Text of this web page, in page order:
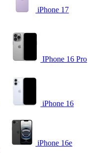
iPhone 17
IPhone 16 Pro
iPhone 16
iPhone 16e